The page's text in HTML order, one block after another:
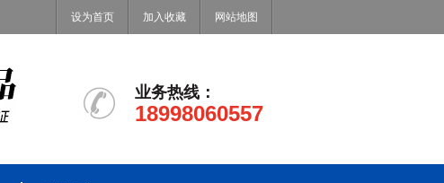
设为首页 加入收藏 网站地图
业务热线：
18998060557